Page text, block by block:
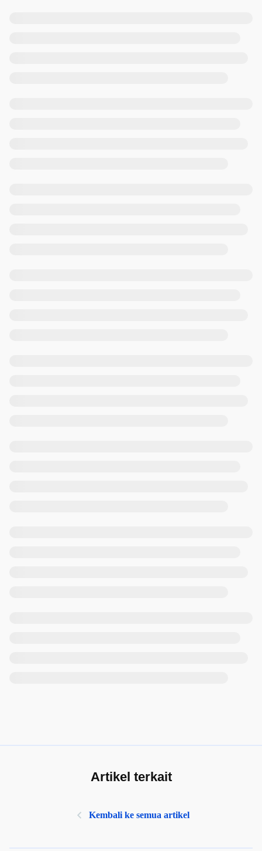
Artikel terkait
Kembali ke semua artikel